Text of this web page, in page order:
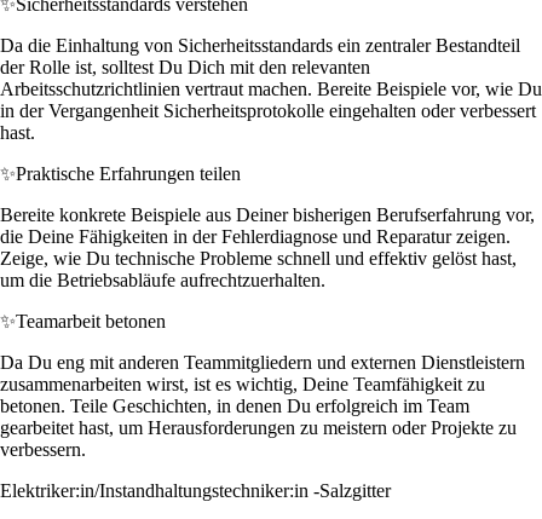
Da die Einhaltung von Sicherheitsstandards ein zentraler Bestandteil
der Rolle ist, solltest Du Dich mit den relevanten
Arbeitsschutzrichtlinien vertraut machen. Bereite Beispiele vor, wie Du
in der Vergangenheit Sicherheitsprotokolle eingehalten oder verbessert
hast.
✨Praktische Erfahrungen teilen
Bereite konkrete Beispiele aus Deiner bisherigen Berufserfahrung vor,
die Deine Fähigkeiten in der Fehlerdiagnose und Reparatur zeigen.
Zeige, wie Du technische Probleme schnell und effektiv gelöst hast,
um die Betriebsabläufe aufrechtzuerhalten.
✨Teamarbeit betonen
Da Du eng mit anderen Teammitgliedern und externen Dienstleistern
zusammenarbeiten wirst, ist es wichtig, Deine Teamfähigkeit zu
betonen. Teile Geschichten, in denen Du erfolgreich im Team
gearbeitet hast, um Herausforderungen zu meistern oder Projekte zu
verbessern.
Elektriker:in/Instandhaltungstechniker:in -Salzgitter